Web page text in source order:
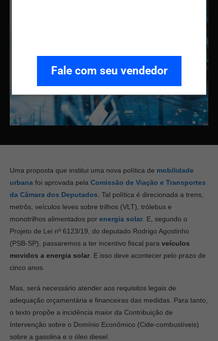
Fale com seu vendedor
Uma proposta que institui uma nova política de mobilidade
urbana foi aprovada pela Comissão de Viação e Transportes
da Câmara dos Deputados . Tal política é direcionada a trens,
metrôs, veículos leves sobre trilhos (VLT), trólebus e
monotrilhos alimentados por energia solar . E, segundo o
Projeto de Lei nº 6123/19, do deputado Rodrigo Agostinho
(PSB-SP), passaremos a ter incentivo fiscal para veículos
movidos a energia solar . E isso deve acontecer pelo prazo de
cinco anos.
Mas, será necessário atender aos requisitos legais de
adequação orçamentária e financeiras das medidas. Para tanto,
o texto propõe a incidência maior da Contribuição de
Intervenção sobre o Domínio Econômico (Cide-combustíveis)
sobre a gasolina e o óleo diesel.